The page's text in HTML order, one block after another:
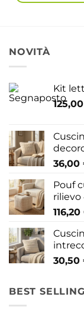
NOVITÀ
Kit
125,00
36,00
Pouf
rilievo
116,20
30,50
BEST SELLING